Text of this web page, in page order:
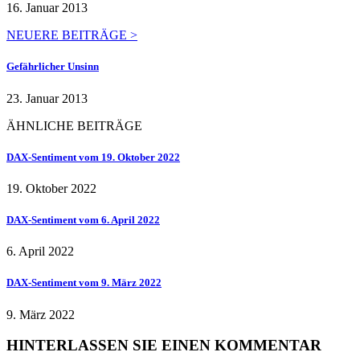
16. Januar 2013
NEUERE BEITRÄGE >
Gefährlicher Unsinn
23. Januar 2013
ÄHNLICHE BEITRÄGE
DAX-Sentiment vom 19. Oktober 2022
19. Oktober 2022
DAX-Sentiment vom 6. April 2022
6. April 2022
DAX-Sentiment vom 9. März 2022
9. März 2022
HINTERLASSEN SIE EINEN KOMMENTAR